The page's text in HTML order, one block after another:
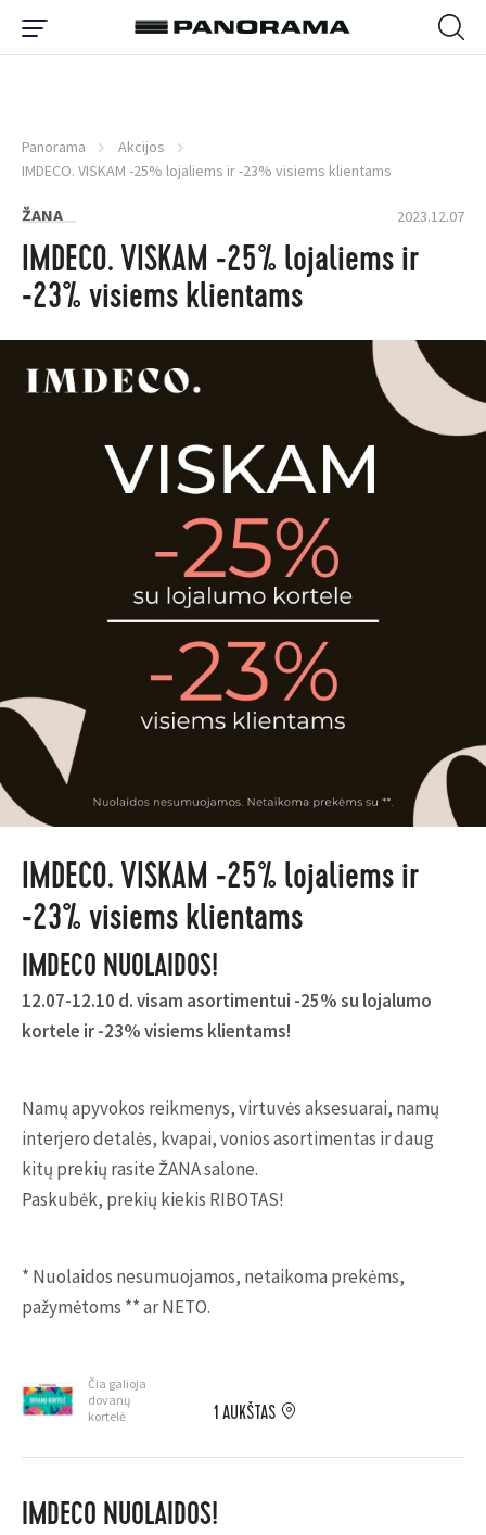
Panorama
Akcijos
IMDECO. VISKAM -25% lojaliems ir -23% visiems klientams
ŽANA 2023.12.07
IMDECO. VISKAM -25% lojaliems ir
-23% visiems klientams
IMDECO. VISKAM -25% lojaliems ir
-23% visiems klientams
IMDECO NUOLAIDOS!
12.07-12.10 d. visam asortimentui -25% su lojalumo
kortele ir -23% visiems klientams!
Namų apyvokos reikmenys, virtuvės aksesuarai, namų
interjero detalės, kvapai, vonios asortimentas ir daug
kitų prekių rasite ŽANA salone.
Paskubėk, prekių kiekis RIBOTAS!
* Nuolaidos nesumuojamos, netaikoma prekėms,
pažymėtoms ** ar NETO.
Čia galioja
dovanų
kortelė
1 AUKŠTAS
IMDECO NUOLAIDOS!